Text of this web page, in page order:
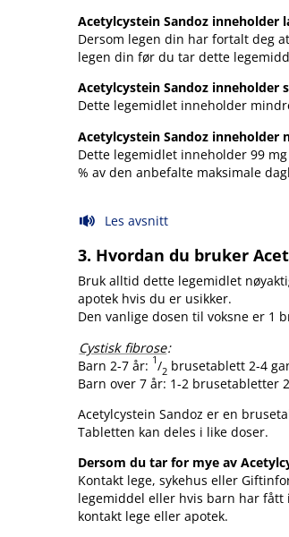
Acetylcystein Sandoz inneholder
Dersom legen din har fortalt deg
legen din før du tar dette
Acetylcystein Sandoz inneholder
Dette legemidlet inneholder
Acetylcystein Sandoz inneholder
Dette legemidlet inneholder 99
% av den anbefalte maksimale
Les avsnitt
3. Hvordan du bruker
Bruk alltid dette legemidlet
apotek hvis du er usikker.
Den vanlige dosen til voksne er 1
Cystisk fibrose:
Barn 2-7 år: 1/2 brusetablett 2-4
Barn over 7 år: 1-2 brusetabletter
Acetylcystein Sandoz er en
Tabletten kan deles i like doser.
Dersom du tar for mye av
Kontakt lege, sykehus eller
legemiddel eller hvis barn har fått
kontakt lege eller apotek.